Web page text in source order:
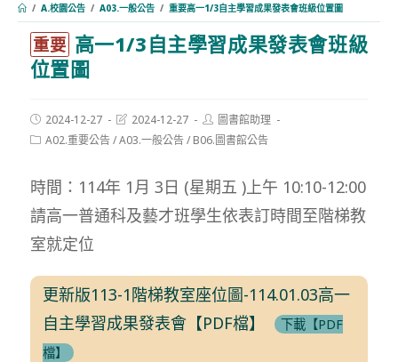
/ A.校園公告 / A03.一般公告 / 重要高一1/3自主學習成果發表會班級位置圖
重要 高一1/3自主學習成果發表會班級
位置圖
Post
published:
2024-12-27
Post
modified:
2024-12-27
Post
author:
圖書館助理
PostA02.重要公告/A03.一般公告/ B06.圖書館公告
時間：114年 1月 3日 (星期五 )上午 10:10-12:00
請高一普通科及藝才班學生依表訂時間至階梯教
室就定位
更新版113-1階梯教室座位圖-114.01.03高一
自主學習成果發表會【PDF檔】
下載【PDF
檔】